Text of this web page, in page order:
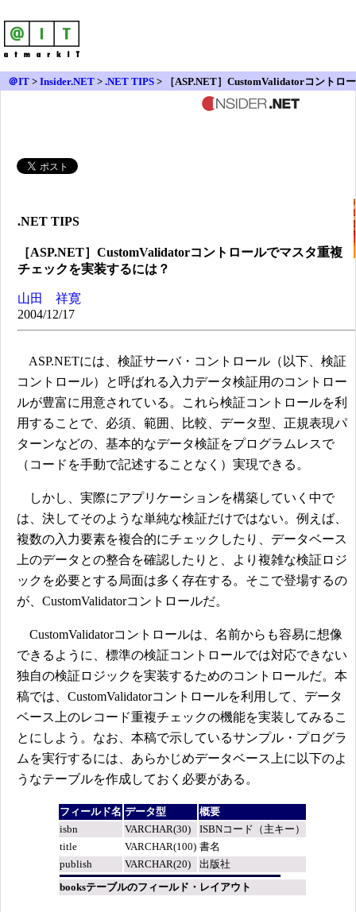
＠IT > Insider.NET > .NET TIPS > ［ASP.NET］CustomValidatorコントロー
ルでマスタ重複チェックを実装するには？
.NET TIPS
［ASP.NET］CustomValidatorコントロールでマスタ重複
チェックを実装するには？
山田 祥寛
2004/12/17
ASP.NETには、検証サーバ・コントロール（以下、検証
コントロール）と呼ばれる入力データ検証用のコントロー
ルが豊富に用意されている。これら検証コントロールを利
用することで、必須、範囲、比較、データ型、正規表現パ
ターンなどの、基本的なデータ検証をプログラムレスで
（コードを手動で記述することなく）実現できる。
しかし、実際にアプリケーションを構築していく中で
は、決してそのような単純な検証だけではない。例えば、
複数の入力要素を複合的にチェックしたり、データベース
上のデータとの整合を確認したりと、より複雑な検証ロジ
ックを必要とする局面は多く存在する。そこで登場するの
が、CustomValidatorコントロールだ。
CustomValidatorコントロールは、名前からも容易に想像
できるように、標準の検証コントロールでは対応できない
独自の検証ロジックを実装するためのコントロールだ。本
稿では、CustomValidatorコントロールを利用して、データ
ベース上のレコード重複チェックの機能を実装してみるこ
とにしよう。なお、本稿で示しているサンプル・プログラ
ムを実行するには、あらかじめデータベース上に以下のよ
うなテーブルを作成しておく必要がある。
フィールド名 データ型
概要
isbn
VARCHAR(30)
ISBNコード（主キー）
title
VARCHAR(100) 書名
publish
VARCHAR(20)
出版社
booksテーブルのフィールド・レイアウト